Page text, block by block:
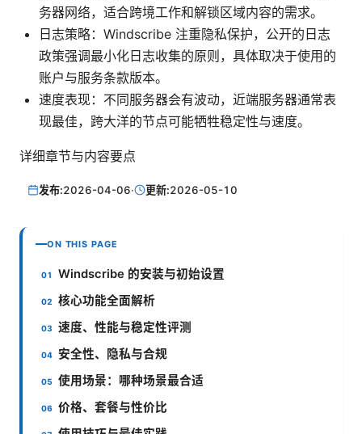
务器网络，适合跨境工作和解锁区域内容的需求。
日志策略：Windscribe 注重隐私保护，公开的日志
政策强调最小化日志收集的原则，具体取决于使用的
账户与服务条款版本。
速度表现：不同服务器会有波动，近端服务器通常表
现最佳，跨大洋的节点可能牺牲稳定性与速度。
详细章节与内容要点
发布:2026-04-06· 更新:2026-05-10
ON THIS PAGE
Windscribe 的安装与初始设置
核心功能全面解析
速度、性能与稳定性评测
安全性、隐私与合规
使用场景：哪种场景最合适
价格、套餐与性价比